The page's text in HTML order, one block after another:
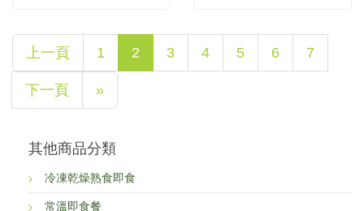
上一頁 1 2 3 4 5 6 7
下一頁 »
其他商品分類
冷凍乾燥熟食即食
常溫即食餐